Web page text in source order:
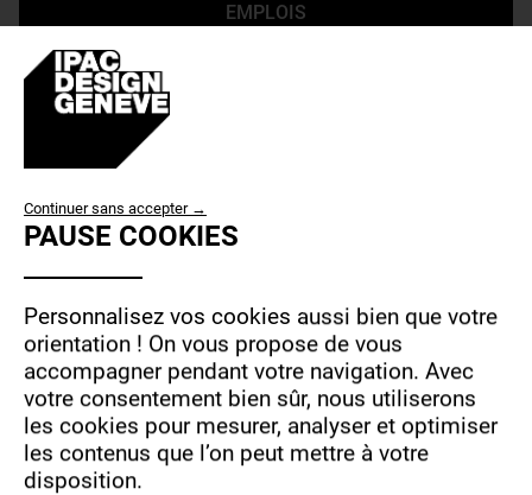
EMPLOIS
Tout
Alternance
Stage
USE
OF
PERSONAL
DATA
AND
COOKIES
Continuer sans accepter →
PAUSE COOKIES
Personnalisez vos cookies aussi bien que votre
orientation ! On vous propose de vous
accompagner pendant votre navigation. Avec
votre consentement bien sûr, nous utiliserons
les cookies pour mesurer, analyser et optimiser
les contenus que l’on peut mettre à votre
disposition.